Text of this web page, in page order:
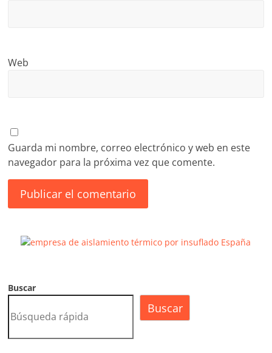
Web
Guarda mi nombre, correo electrónico y web en este
navegador para la próxima vez que comente.
Buscar
Buscar